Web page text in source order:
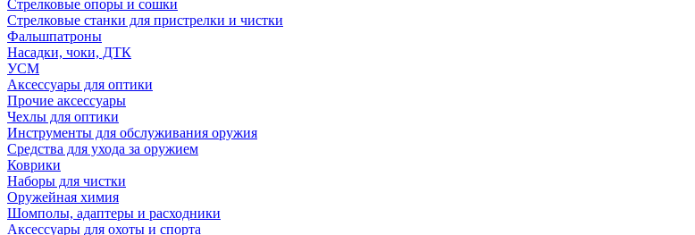
Стрелковые опоры и сошки
Стрелковые станки для пристрелки и чистки
Фальшпатроны
Насадки, чоки, ДТК
УСМ
Аксессуары для оптики
Прочие аксессуары
Чехлы для оптики
Инструменты для обслуживания оружия
Средства для ухода за оружием
Коврики
Наборы для чистки
Оружейная химия
Шомполы, адаптеры и расходники
Аксессуары для охоты и спорта